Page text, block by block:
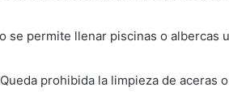
se permite llenar piscinas o albercas
Queda prohibida la limpieza de aceras